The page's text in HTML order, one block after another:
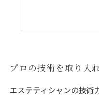
プロの技術を取り入
エステティシャンの技術